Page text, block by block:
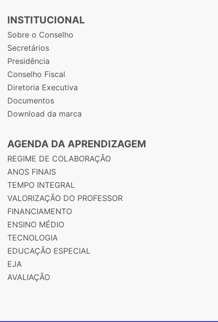
INSTITUCIONAL
Sobre o Conselho
Secretários
Presidência
Conselho Fiscal
Diretoria Executiva
Documentos
Download da marca
AGENDA DA APRENDIZAGEM
REGIME DE COLABORAÇÃO
ANOS FINAIS
TEMPO INTEGRAL
VALORIZAÇÃO DO PROFESSOR
FINANCIAMENTO
ENSINO MÉDIO
TECNOLOGIA
EDUCAÇÃO ESPECIAL
EJA
AVALIAÇÃO